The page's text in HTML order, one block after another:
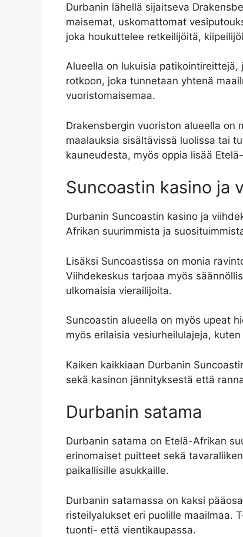
Durbanin lähellä sijaitseva
maisemat, uskomattomat
joka houkuttelee retkeilijöitä,
Alueella on lukuisia
rotkoon, joka tunnetaan yhtenä
vuoristomaisemaa.
Drakensbergin vuoriston alueella on
maalauksia sisältävissä luolissa tai
kauneudesta, myös oppia lisää
Suncoastin kasino ja
Durbanin Suncoastin kasino ja
Afrikan suurimmista ja
Lisäksi Suncoastissa on monia
Viihdekeskus tarjoaa myös
ulkomaisia ​​vierailijoita.
Suncoastin alueella on myös upeat
myös erilaisia ​​vesiurheilulajeja,
Kaiken kaikkiaan Durbanin
sekä kasinon jännityksestä että
Durbanin satama
Durbanin satama on Etelä-Afrikan
erinomaiset puitteet sekä
paikallisille asukkaille.
Durbanin satamassa on kaksi
risteilyalukset eri puolille maailmaa.
tuonti- että vientikaupassa.